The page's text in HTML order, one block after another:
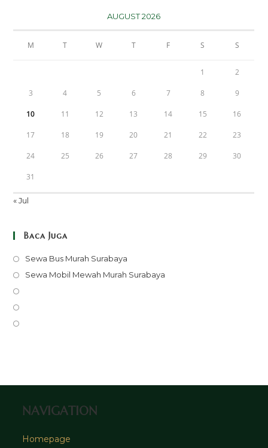
AUGUST 2026
M T W T F S S
1 2
3 4 5 6 7 8 9
10 11 12 13 14 15 16
17 18 19 20 21 22 23
24 25 26 27 28 29 30
31
« Jul
Baca Juga
Sewa Bus Murah Surabaya
in
Sewa Mobil Mewah Murah Surabaya
tab
NAVIGATION
Homepage